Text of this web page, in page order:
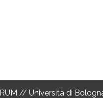
// Università di